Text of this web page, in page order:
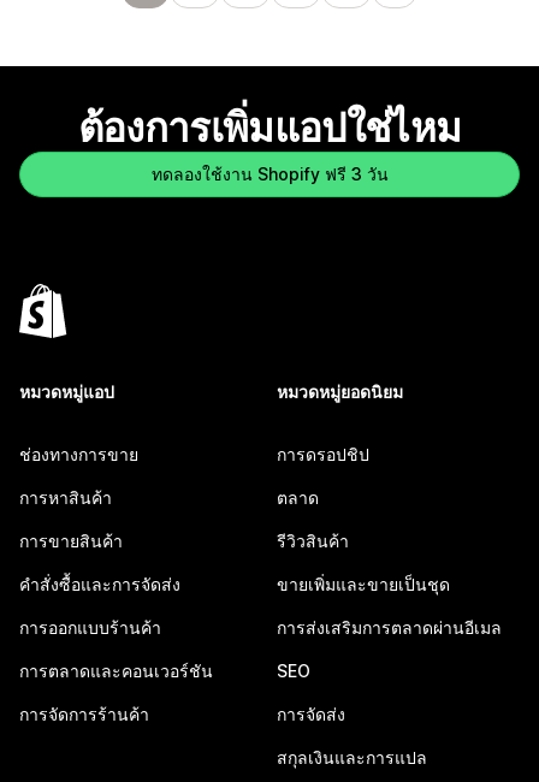
ต้องการเพิ่มแอปใช่ไหม
ทดลองใช้งาน Shopify ฟรี 3 วัน
หมวดหมู่แอป
ช่องทางการขาย
การหาสินค้า
การขายสินค้า
คำสั่งซื้อและการจัดส่ง
การออกแบบร้านค้า
การตลาดและคอนเวอร์ชัน
การจัดการร้านค้า
หมวดหมู่ยอดนิยม
การดรอปชิป
ตลาด
รีวิวสินค้า
ขายเพิ่มและขายเป็นชุด
การส่งเสริมการตลาดผ่านอีเมล
SEO
การจัดส่ง
สกุลเงินและการแปล